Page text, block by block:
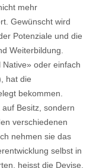
mehr
Gewünscht wird
Potenziale und die
Weiterbildung.
Native» oder einfach
hat die
bekommen.
Besitz, sondern
verschiedenen
nehmen sie das
selbst in
heisst die Devise.